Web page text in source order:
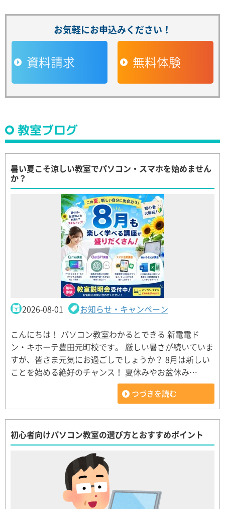
お気軽にお申込みください！
資料請求 無料体験
教室ブログ
暑い夏こそ涼しい教室でパソコン・スマホを始めません
か？
2026-08-01 お知らせ・キャンペーン
こんにちは！ パソコン教室わかるとできる 新電電ド
ン・キホーテ豊田元町校です。 厳しい暑さが続いていま
すが、皆さま元気にお過ごしでしょうか？ 8月は新しい
ことを始める絶好のチャンス！ 夏休みやお盆休み…
つづきを読む
初心者向けパソコン教室の選び方とおすすめポイント